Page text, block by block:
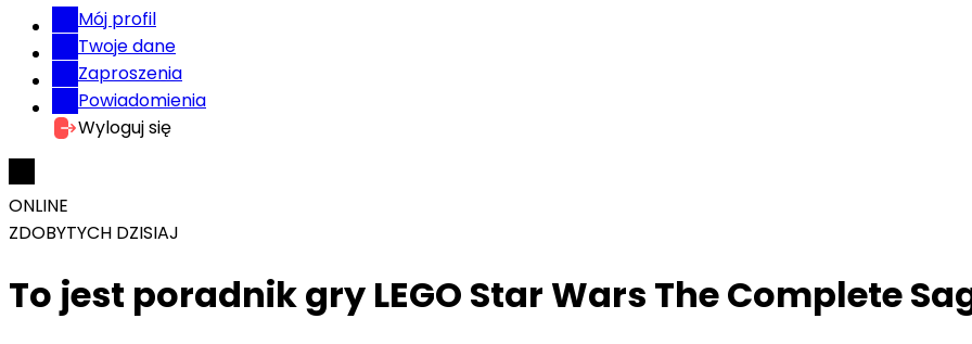
Mój profil
Twoje dane
Zaproszenia
Powiadomienia
Wyloguj się
ONLINE
ZDOBYTYCH DZISIAJ
To jest poradnik gry LEGO Star Wars The Complete